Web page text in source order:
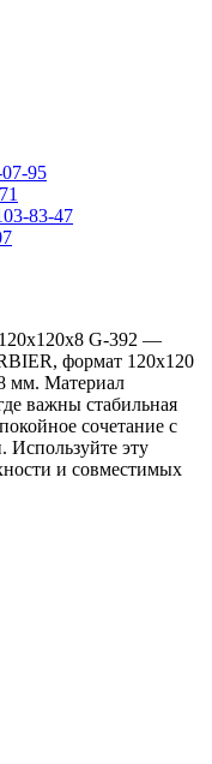
95
83-47
G-392 —
формат 120x120
мм. Материал
важны стабильная
сочетание с
Используйте эту
и совместимых